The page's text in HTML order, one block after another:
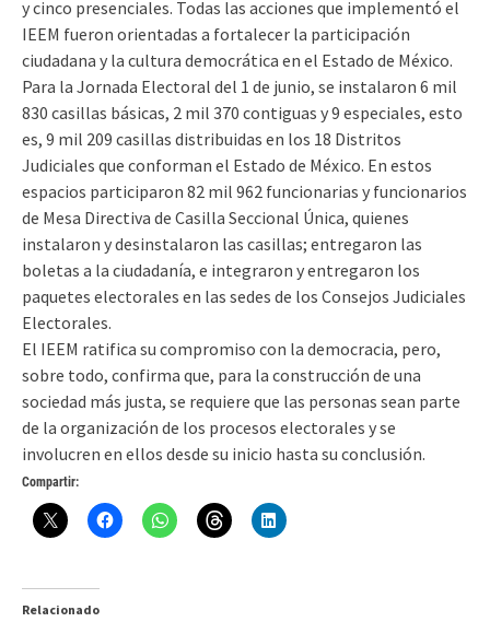
y cinco presenciales. Todas las acciones que implementó el
IEEM fueron orientadas a fortalecer la participación
ciudadana y la cultura democrática en el Estado de México.
Para la Jornada Electoral del 1 de junio, se instalaron 6 mil
830 casillas básicas, 2 mil 370 contiguas y 9 especiales, esto
es, 9 mil 209 casillas distribuidas en los 18 Distritos
Judiciales que conforman el Estado de México. En estos
espacios participaron 82 mil 962 funcionarias y funcionarios
de Mesa Directiva de Casilla Seccional Única, quienes
instalaron y desinstalaron las casillas; entregaron las
boletas a la ciudadanía, e integraron y entregaron los
paquetes electorales en las sedes de los Consejos Judiciales
Electorales.
El IEEM ratifica su compromiso con la democracia, pero,
sobre todo, confirma que, para la construcción de una
sociedad más justa, se requiere que las personas sean parte
de la organización de los procesos electorales y se
involucren en ellos desde su inicio hasta su conclusión.
Compartir:
Relacionado